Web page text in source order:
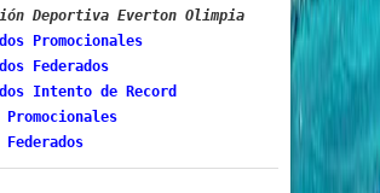
Deportiva Everton Olimpia
Promocionales
Federados
Intento de Record
Promocionales